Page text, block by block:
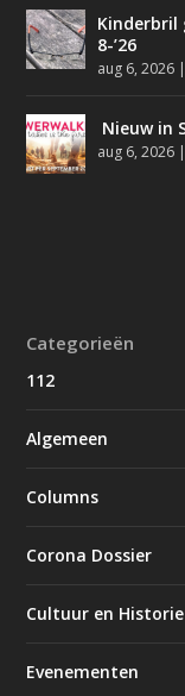
Kinderbril
8-’26
aug 6, 2026
Nieuw in
aug 6, 2026
Categorieën
112
Algemeen
Columns
Corona Dossier
Cultuur en Historie
Evenementen